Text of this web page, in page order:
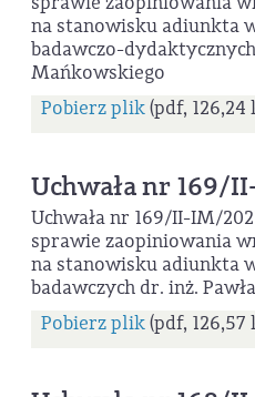
na stanowisku adiunkta
badawczo-
Mańkowskiego
Pobierz plik(pdf, 126,24
Uchwała nr 169/
Uchwała nr 169/II-IM/
sprawie zaopiniowania
na stanowisku adiunkta
badawczych dr. inż.
Pobierz plik(pdf, 126,57